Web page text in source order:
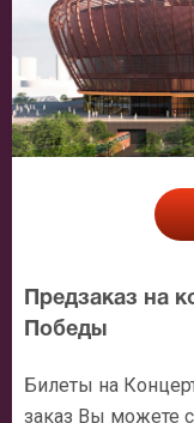
Предзаказ на
Победы
Билеты на
заказ Вы можете